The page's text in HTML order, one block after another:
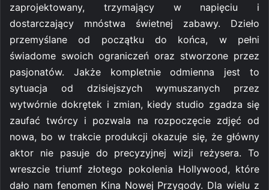
zaprojektowany, trzymający w napięciu i
dostarczający mnóstwa świetnej zabawy. Dzieło
przemyślane od początku do końca, w pełni
świadome swoich ograniczeń oraz stworzone przez
pasjonatów. Jakże kompletnie odmienna jest to
sytuacja od dzisiejszych wymuszanych przez
wytwórnie dokrętek i zmian, kiedy studio zgadza się
zaufać twórcy i pozwala na rozpoczęcie zdjęć od
nowa, bo w trakcie produkcji okazuje się, że główny
aktor nie pasuje do precyzyjnej wizji reżysera. To
wreszcie triumf złotego pokolenia Hollywood, które
dało nam fenomen Kina Nowej Przygody. Dla wielu z